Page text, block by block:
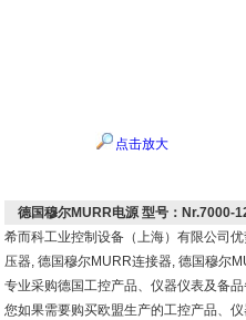
点击放大
德国穆尔MURR电源 型号：Nr.7000-
希而科工业控制设备（上海）有限公司
压器, 德国穆尔MURR连接器, 德国穆尔
专业采购德国工控产品、仪器仪表及备
您如果需要购买欧盟生产的工控产品、